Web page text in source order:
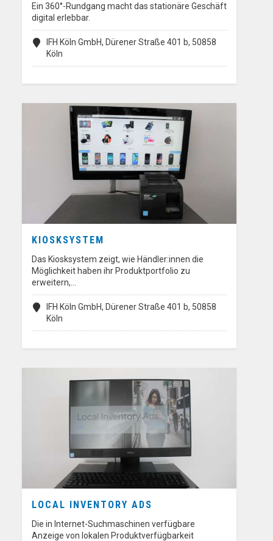
Ein 360°-Rundgang macht das stationäre Geschäft
digital erlebbar.
IFH Köln GmbH, Dürener Straße 401 b, 50858
Köln
KIOSKSYSTEM
Das Kiosksystem zeigt, wie Händler:innen die
Möglichkeit haben ihr Produktportfolio zu
erweitern,…
IFH Köln GmbH, Dürener Straße 401 b, 50858
Köln
LOCAL INVENTORY ADS
Die in Internet-Suchmaschinen verfügbare
Anzeige von lokalen Produktverfügbarkeit